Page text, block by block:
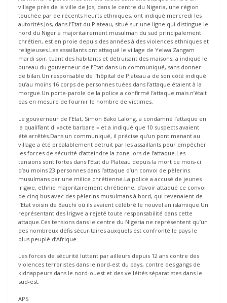
village près de la ville de Jos, dans le centre du Nigeria, une région
touchée par de récents heurts ethniques, ont indiqué mercredi les
autorités.Jos, dans l’Etat du Plateau, situé sur une ligne qui distingue le
nord du Nigeria majoritairement musulman du sud principalement
chrétien, est en proie depuis des années à des violences ethniques et
religieuses.Les assaillants ont attaqué le village de Yelwa Zangam
mardi soir, tuant des habitants et détruisant des maisons, a indiqué le
bureau du gouverneur de l’Etat dans un communiqué, sans donner
de bilan.Un responsable de l’hôpital de Plateau a de son côté indiqué
qu’au moins 16 corps de personnes tuées dans l’attaque étaient à la
morgue.Un porte-parole de la police a confirmé l’attaque mais n’était
pas en mesure de fournir le nombre de victimes.
Le gouverneur de l’Etat, Simon Bako Lalong, a condamné l’attaque en
la qualifiant d' »acte barbare » et a indiqué que 10 suspects avaient
été arrêtés.Dans un communiqué, il précise qu’un pont menant au
village a été préalablement détruit par les assaillants pour empêcher
les forces de sécurité d’atteindre la zone lors de l’attaque.Les
tensions sont fortes dans l’Etat du Plateau depuis la mort ce mois-ci
d’au moins 23 personnes dans l’attaque d’un convoi de pèlerins
musulmans par une milice chrétienne.La police a accusé de jeunes
Irigwe, ethnie majoritairement chrétienne, d’avoir attaqué ce convoi
de cinq bus avec des pèlerins musulmans à bord, qui revenaient de
l’Etat voisin de Bauchi où ils avaient célébré le nouvel an islamique.Un
représentant des Irigwe a rejeté toute responsabilité dans cette
attaque.Ces tensions dans le centre du Nigeria ne représentent qu’un
des nombreux défis sécuritaires auxquels est confronté le pays le
plus peuplé d’Afrique.
Les forces de sécurité luttent par ailleurs depuis 12 ans contre des
violences terroristes dans le nord-est du pays, contre des gangs de
kidnappeurs dans le nord-ouest et des velléités séparatistes dans le
sud-est.
APS